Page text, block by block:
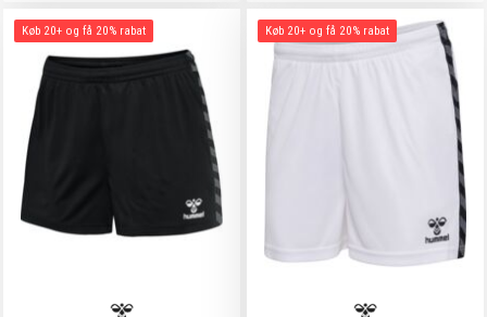
Køb 20+ og få 20% rabat Køb 20+ og få 20% rabat